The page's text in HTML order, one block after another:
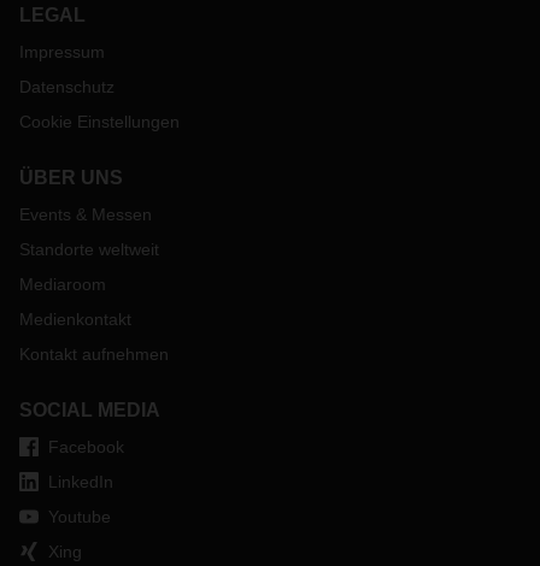
LEGAL
Impressum
Datenschutz
Cookie Einstellungen
ÜBER UNS
Events & Messen
Standorte weltweit
Mediaroom
Medienkontakt
Kontakt aufnehmen
SOCIAL MEDIA
Facebook
LinkedIn
Youtube
Xing